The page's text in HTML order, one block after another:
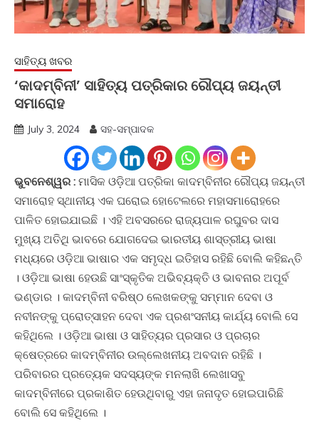
ସାହିତ୍ୟ ଖବର
‘କାଦମ୍ବିନୀ’ ସାହିତ୍ୟ ପତ୍ରିକାର ରୌପ୍ୟ ଜୟନ୍ତୀ
ସମାରୋହ
July 3, 2024 ସହ-ସମ୍ପାଦକ
ଭୁବନେଶ୍ୱର : ମାସିକ ଓଡ଼ିଆ ପତ୍ରିକା କାଦମ୍ବିନୀର ରୌପ୍ୟ ଜୟନ୍ତୀ
ସମାରୋହ ସ୍ଥାନୀୟ ଏକ ଘରୋଇ ହୋଟେଲରେ ମହାସମାରୋହରେ
ପାଳିତ ହୋଇଯାଇଛି । ଏହି ଅବସରରେ ରାଜ୍ୟପାଳ ରଘୁବର ଦାସ
ମୁଖ୍ୟ ଅତିଥି ଭାବରେ ଯୋଗଦେଇ ଭାରତୀୟ ଶାସ୍ତ୍ରୀୟ ଭାଷା
ମଧ୍ୟରେ ଓଡ଼ିଆ ଭାଷାର ଏକ ସମୃଦ୍ଧ ଇତିହାସ ରହିଛି ବୋଲି କହିଛନ୍ତି
। ଓଡ଼ିଆ ଭାଷା ହେଉଛି ସାଂସ୍କୃତିକ ଅଭିବ୍ୟକ୍ତି ଓ ଭାବନାର ଅପୂର୍ବ
ଭଣ୍ଡାର । କାଦମ୍ବିନୀ ବରିଷ୍ଠ ଲେଖକଙ୍କୁ ସମ୍ମାନ ଦେବା ଓ
ନବୀନଙ୍କୁ ପ୍ରୋତ୍ସାହନ ଦେବା ଏକ ପ୍ରଶଂସନୀୟ କାର୍ଯ୍ୟ ବୋଲି ସେ
କହିଥିଲେ । ଓଡ଼ିଆ ଭାଷା ଓ ସାହିତ୍ୟର ପ୍ରସାର ଓ ପ୍ରଚାର
କ୍ଷେତ୍ରରେ କାଦମ୍ବିନୀର ଉଲ୍ଲେଖନୀୟ ଅବଦାନ ରହିଛି ।
ପରିବାରର ପ୍ରତ୍ୟେକ ସଦସ୍ୟଙ୍କ ମନଲାଖି ଲେଖାସବୁ
କାଦମ୍ବିନୀରେ ପ୍ରକାଶିତ ହେଉଥିବାରୁ ଏହା ଜନାଦୃତ ହୋଇପାରିଛି
ବୋଲି ସେ କହିଥିଲେ ।